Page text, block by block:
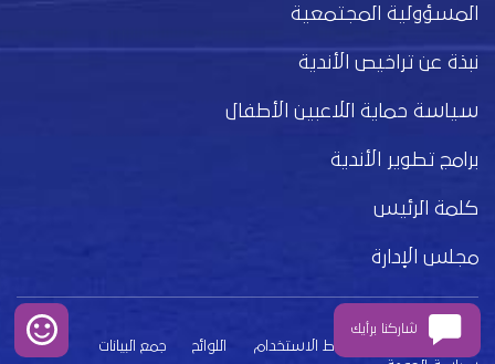
المسؤولية المجتمعية
نبذة عن تراخيص الأندية
سياسة حماية اللاعبين الأطفال
برامج تطوير الأندية
كلمة الرئيس
مجلس الإدارة
بيان الخصوصية شروط الاستخدام اللوائح
جمع البيانات
شاركنا برأيك